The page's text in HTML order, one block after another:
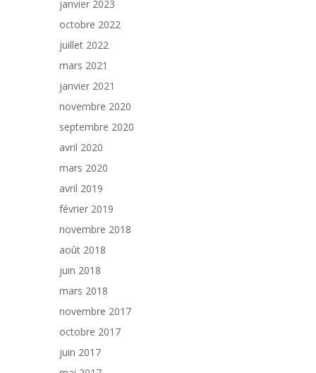
janvier 2023
octobre 2022
juillet 2022
mars 2021
janvier 2021
novembre 2020
septembre 2020
avril 2020
mars 2020
avril 2019
février 2019
novembre 2018
août 2018
juin 2018
mars 2018
novembre 2017
octobre 2017
juin 2017